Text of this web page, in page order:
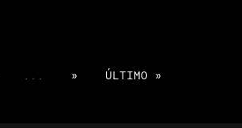
» ÚLTIMO »